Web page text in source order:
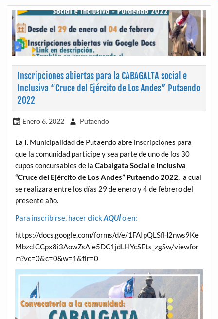
Inscripciones abiertas para la CABAGALTA social e
Inclusiva “Cruce del Ejército de Los Andes” Putaendo
2022
Enero 6, 2022 Putaendo
La I. Municipalidad de Putaendo abre inscripciones para
que la comunidad participe y sea parte de uno de los 30
cupos concursables de laCabalgata Social e Inclusiva
“Cruce del Ejército de Los Andes” Putaendo 2022, la cual
se realizara entre los días 29 de enero y 4 de febrero del
presente año.
Para inscribirse, hacer clickAQUÍo en:
https://docs.google.com/forms/d/e/1FAIpQLSfH2nws9Ke
MbzcICCpx8i3AowZsAle5DC1jdLHYcSEts_zgSw/viewfor
m?vc=0&c=0&w=1&flr=0